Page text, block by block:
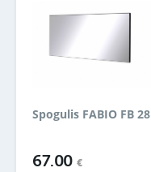
Spogulis FABIO FB 28
67.00 €